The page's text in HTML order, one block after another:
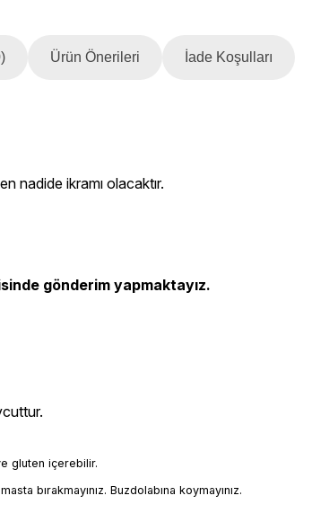
Ürün Önerileri İade Koşulları
nadide ikramı olacaktır.
gönderim yapmaktayız.
gluten içerebilir.
bırakmayınız. Buzdolabına koymayınız.